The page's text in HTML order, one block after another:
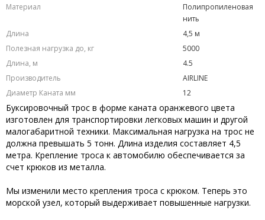
Материал
Полипропиленовая
нить
Длина
4,5 м
Полезная нагрузка до, кг
5000
Длина, м
4.5
Производитель
AIRLINE
Диаметр Каната мм
12
Буксировочный трос в форме каната оранжевого цвета
изготовлен для транспортировки легковых машин и другой
малогабаритной техники. Максимальная нагрузка на трос не
должна превышать 5 тонн. Длина изделия составляет 4,5
метра. Крепление троса к автомобилю обеспечивается за
счет крюков из металла.
Мы изменили место крепления троса с крюком. Теперь это
морской узел, который выдерживает повышенные нагрузки.